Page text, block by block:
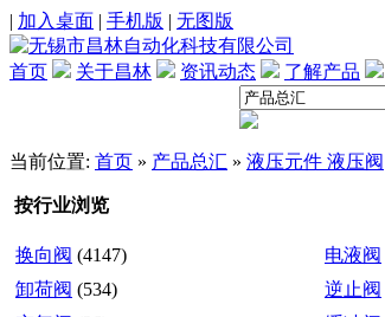
| 加入桌面 | 手机版 | 无图版
首页 关于昌林 资讯动态 了解产品
当前位置: 首页 » 产品总汇 » 液压元件 液压阀
按行业浏览
换向阀 (4147) 电液阀
卸荷阀 (534) 逆止阀